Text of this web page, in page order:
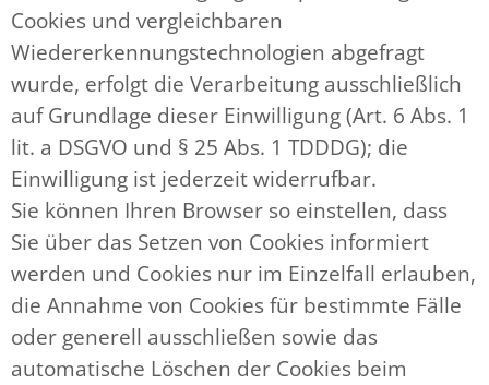
Cookies und vergleichbaren
Wiedererkennungstechnologien abgefragt
wurde, erfolgt die Verarbeitung ausschließlich
auf Grundlage dieser Einwilligung (Art. 6 Abs. 1
lit. a DSGVO und § 25 Abs. 1 TDDDG); die
Einwilligung ist jederzeit widerrufbar.
Sie können Ihren Browser so einstellen, dass
Sie über das Setzen von Cookies informiert
werden und Cookies nur im Einzelfall erlauben,
die Annahme von Cookies für bestimmte Fälle
oder generell ausschließen sowie das
automatische Löschen der Cookies beim